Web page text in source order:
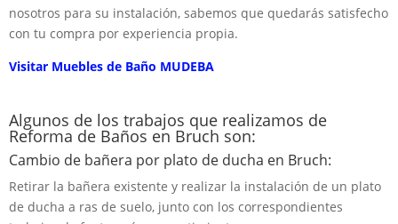
nosotros para su instalación, sabemos que quedarás satisfecho
con tu compra por experiencia propia.
Visitar Muebles de Baño MUDEBA
Algunos de los trabajos que realizamos de
Reforma de Baños en Bruch son:
Cambio de bañera por plato de ducha en Bruch:
Retirar la bañera existente y realizar la instalación de un plato
de ducha a ras de suelo, junto con los correspondientes